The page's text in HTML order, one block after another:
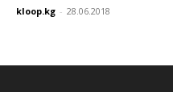
kloop.kg - 28.06.2018